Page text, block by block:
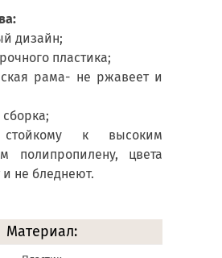
дизайн;
пластика;
рама- не ржавеет и
сборка;
стойкому к высоким
полипропилену, цвета
не бледнеют.
Материал: